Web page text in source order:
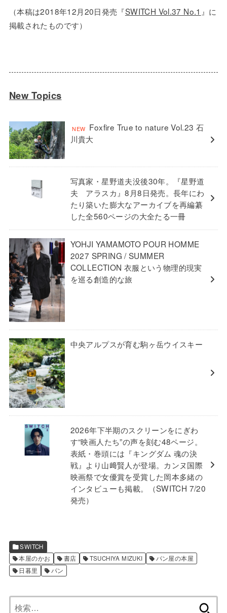
（本稿は2018年12月20日発売『SWITCH Vol.37 No.1 』に
掲載されたものです）
New Topics
Foxfire True to nature Vol.23 石
川貴大
写真家・星野道夫没後30年。『星野道
夫 アラスカ』8月8日発売。長年にわ
たり築いた膨大なアーカイブを再編纂
した全560ページの大全たる一冊
YOHJI YAMAMOTO POUR HOMME
2027 SPRING / SUMMER
COLLECTION 衣服という物理的現実
を巡る創造的な旅
中央アルプスが育む駒ヶ岳ウイスキー
2026年下半期のスクリーンをにぎわ
す“映画人たち”の声を刻む48ページ。
表紙・巻頭には『キングダム 魂の決
戦』より山﨑賢人が登場。カンヌ国際
映画祭で女優賞を受賞した岡本多緒の
インタビューも掲載。（SWITCH 7/20
発売）
SWITCH
本屋のかお
書店 TSUCHIYA MIZUKI
パン屋の本屋
日暮里
パン